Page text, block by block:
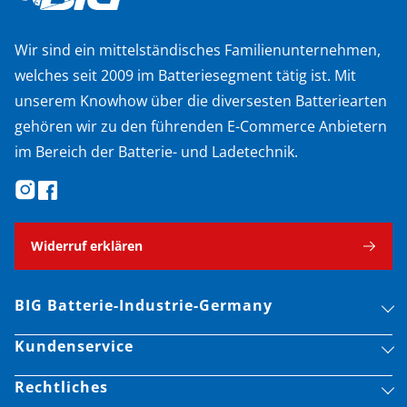
Wir sind ein mittelständisches Familienunternehmen,
welches seit 2009 im Batteriesegment tätig ist. Mit
unserem Knowhow über die diversesten Batteriearten
gehören wir zu den führenden E-Commerce Anbietern
im Bereich der Batterie- und Ladetechnik.
Widerruf erklären
BIG Batterie-Industrie-Germany
Kundenservice
Rechtliches